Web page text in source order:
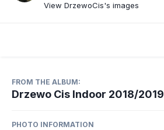
View DrzewoCis's images
FROM THE ALBUM:
Drzewo Cis Indoor 2018/2019
PHOTO INFORMATION